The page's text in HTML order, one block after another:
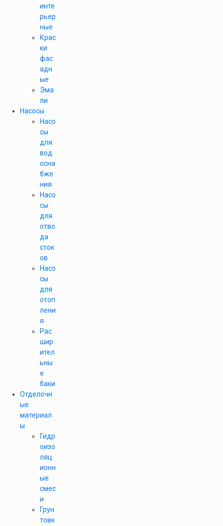
инте
рьер
ные
Крас
ки
фас
адн
ые
Эма
ли
Насосы
Насо
сы
для
вод
осна
бже
ния
Насо
сы
для
отво
да
сток
ов
Насо
сы
для
отоп
лени
я
Рас
шир
ител
ьны
е
баки
Отделочн
ые
материал
ы
Гидр
оизо
ляц
ионн
ые
смес
и
Грун
товк